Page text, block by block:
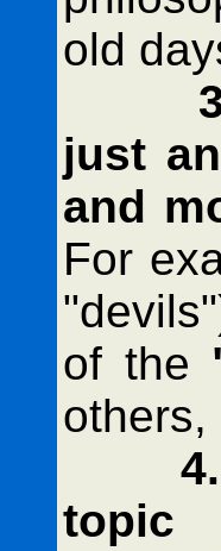
old
just
and
For
of the
topic